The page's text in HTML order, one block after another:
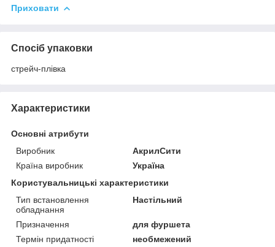
Приховати
Спосіб упаковки
стрейч-плівка
Характеристики
Основні атрибути
Виробник
АкрилСити
Країна виробник
Україна
Користувальницькі характеристики
Тип встановлення
обладнання
Настільний
Призначення
для фуршета
Термін придатності
необмежений